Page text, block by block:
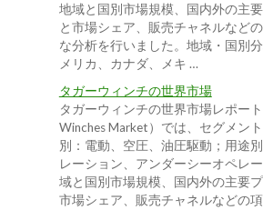
地域と国別市場規模、国内外の主
と市場シェア、販売チャネルなど
な分析を行いました。地域・国別
メリカ、カナダ、メキ …
タガーウィンチの世界市場
タガーウィンチの世界市場レポー
Winches Market）では、セグメン
別：電動、空圧、油圧駆動；用途
レーション、アンダーシーオペレ
域と国別市場規模、国内外の主要
市場シェア、販売チャネルなどの